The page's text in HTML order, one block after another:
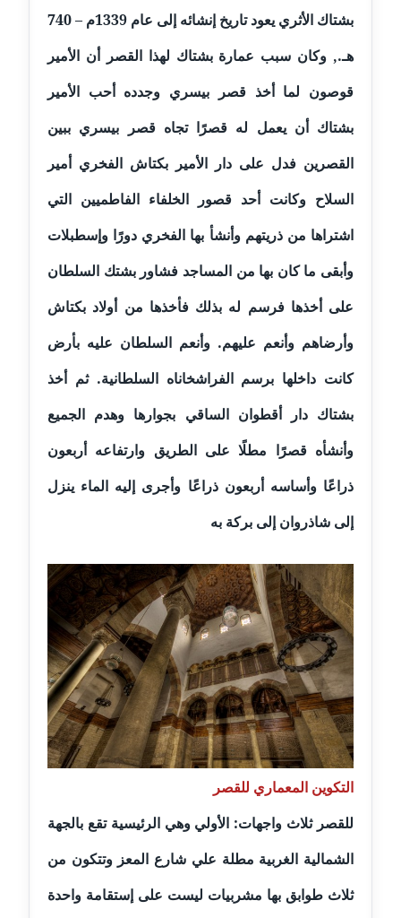
عاملة
مدونة أماني عز الدين
عاملة
مدونة أمل الجزائرية
متوفي
مدونة أمل الخولي
مدونة أمل درويش
مدونة أمل زيادة
عاملة
مدونة امل محمود
عاملة
مدونة أمل منشاوي
موقوف
مدونة أميرة اسماعيل
عاملة
مدونة أميرة رفعت
عاملة
مدونة أميرة محمود
عاملة
مدونة انجي مطاوع
عاملة
مدونة آيات القاضي
عاملة
مدونة ايمان الدواخلي
بشتاك الأثري يعود تاريخ إنشائه إلى عام 1339م – 740
هـ‏., وكان سبب عمارة بشتاك لهذا القصر أن الأمير
قوصون لما أخذ قصر بيسري وجدده أحب الأمير
بشتاك أن يعمل له قصرًا تجاه قصر بيسري ببين
القصرين فدل على دار الأمير بكتاش الفخري أمير
السلاح وكانت أحد قصور الخلفاء الفاطميين التي
اشتراها من ذريتهم وأنشأ بها الفخري دورًا وإسطبلات
وأبقى ما كان بها من المساجد فشاور بشتك السلطان
على أخذها فرسم له بذلك فأخذها من أولاد بكتاش
وأرضاهم وأنعم عليهم‏.‏ وأنعم السلطان عليه بأرض
كانت داخلها برسم الفراشخاناه السلطانية‏.‏ ثم أخذ
بشتاك دار أقطوان الساقي بجوارها وهدم الجميع
وأنشأه قصرًا مطلًا على الطريق وارتفاعه أربعون
ذراعًا وأساسه أربعون ذراعًا وأجرى إليه الماء ينزل
إلى شاذروان إلى بركة به‏
التكوين المعماري للقصر
للقصر‏ ‏ثلاث‏ ‏واجهات‏: ‏الأولي‏ ‏وهي‏ ‏الرئيسية‏ ‏تقع‏ ‏بالجهة‏
‏الشمالية‏ ‏الغربية‏ ‏مطلة‏ ‏علي‏ شارع المعز وتتكون من
ثلاث طوابق بها مشربيات ليست على إستقامة واحدة